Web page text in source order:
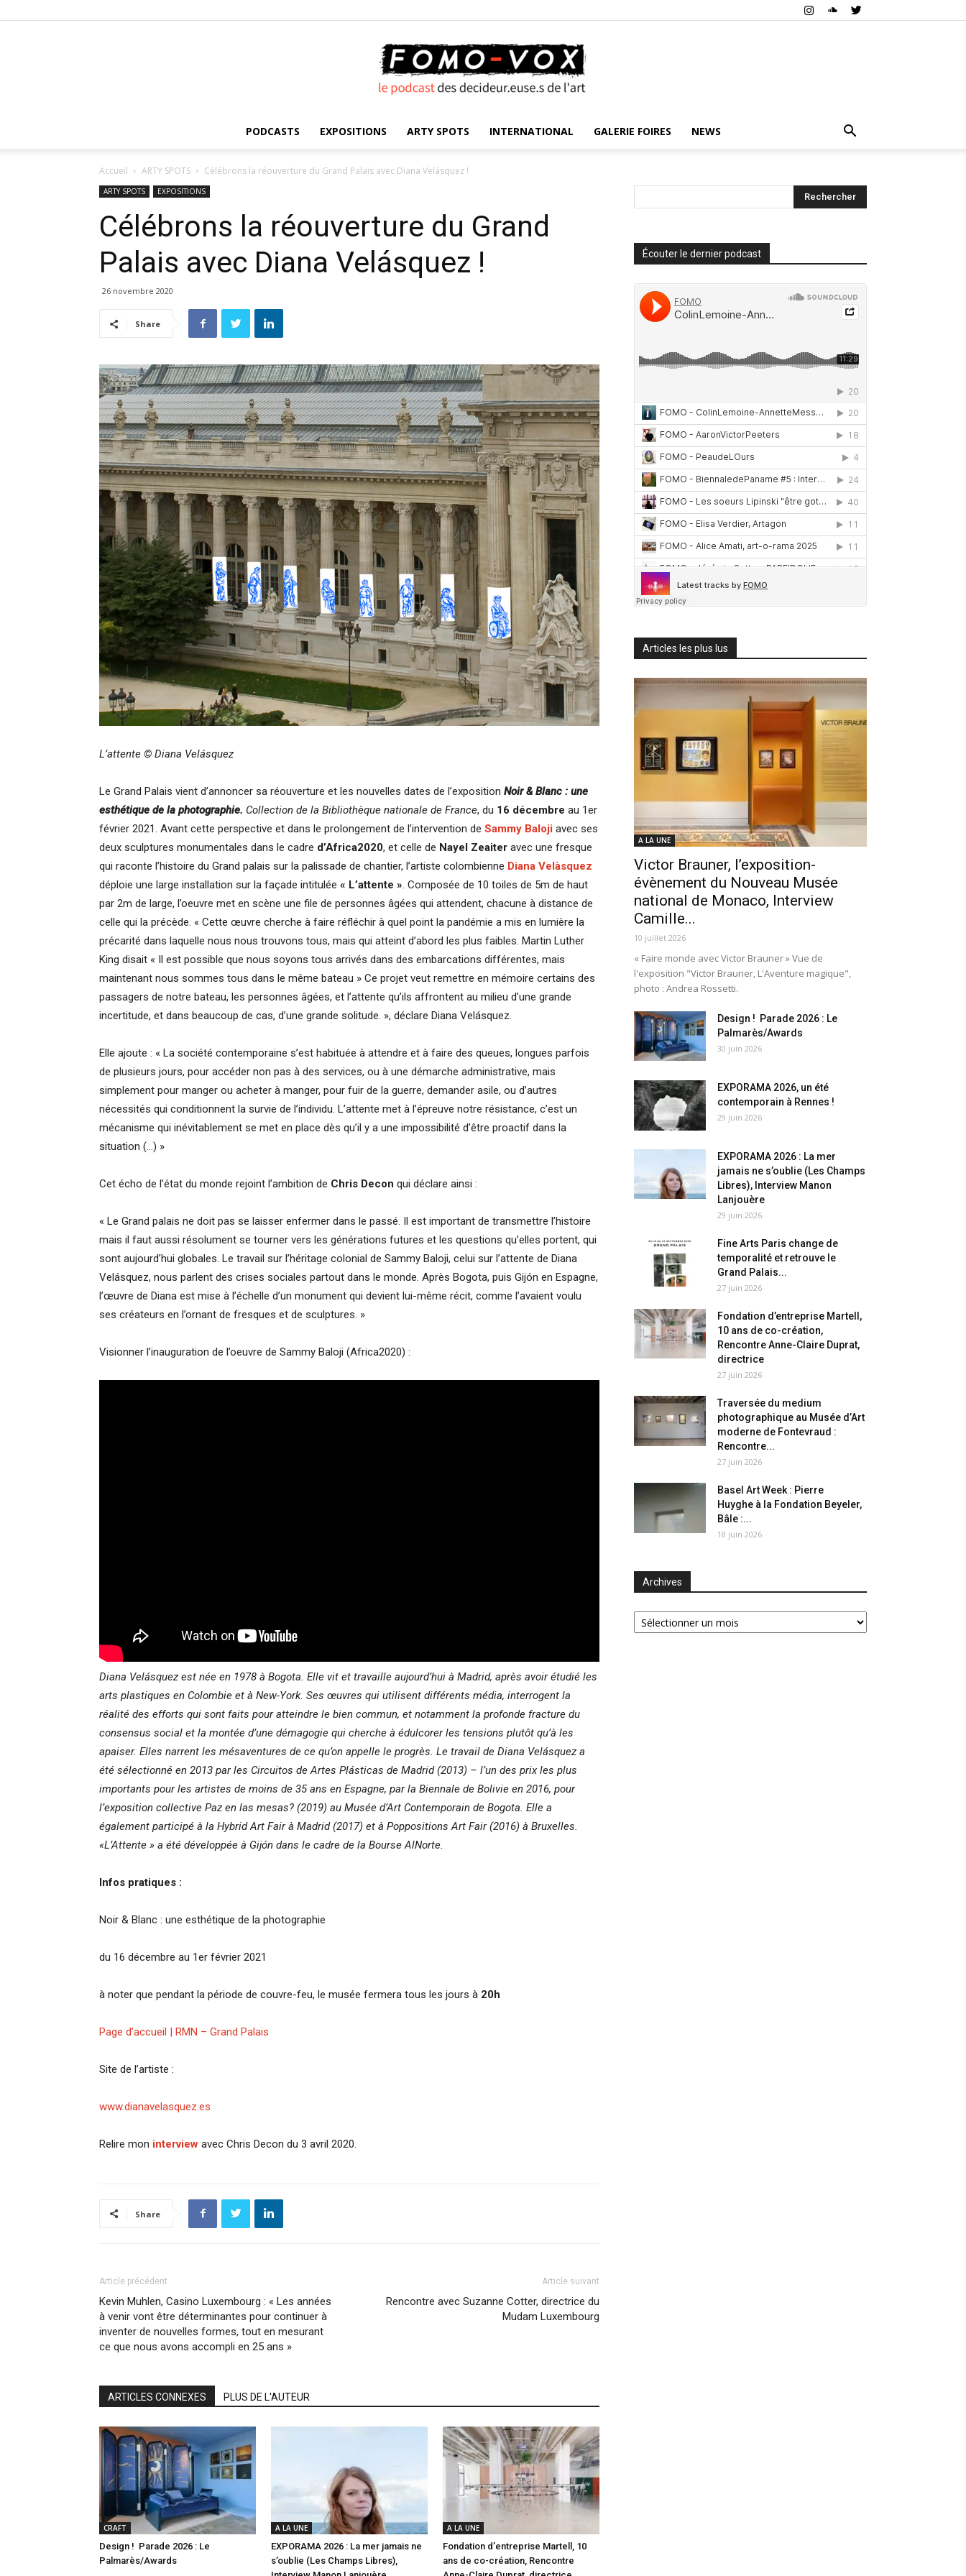
VOX
PODCASTS EXPOSITIONS ARTY SPOTS INTERNATIONAL GALERIE FOIRES NEWS
Accueil ARTY SPOTS Célébrons la réouverture du Grand Palais avec Diana Velásquez !
ARTY SPOTS EXPOSITIONS
Célébrons la réouverture du Grand
Palais avec Diana Velásquez !
26 novembre 2020
Share
L’attente © Diana Velásquez
Le Grand Palais vient d’annoncer sa réouverture et les nouvelles dates de l’exposition Noir & Blanc : une
esthétique de la photographie. Collection de la Bibliothèque nationale de France, du 16 décembre au 1er
février 2021. Avant cette perspective et dans le prolongement de l’intervention de Sammy Baloji avec ses
deux sculptures monumentales dans le cadre d’Africa2020, et celle de Nayel Zeaiter avec une fresque
qui raconte l’histoire du Grand palais sur la palissade de chantier, l’artiste colombienne Diana Velàsquez
déploie une large installation sur la façade intitulée « L’attente ». Composée de 10 toiles de 5m de haut
par 2m de large, l’oeuvre met en scène une file de personnes âgées qui attendent, chacune à distance de
celle qui la précède. « Cette œuvre cherche à faire réfléchir à quel point la pandémie a mis en lumière la
précarité dans laquelle nous nous trouvons tous, mais qui atteint d’abord les plus faibles. Martin Luther
King disait « Il est possible que nous soyons tous arrivés dans des embarcations différentes, mais
maintenant nous sommes tous dans le même bateau » Ce projet veut remettre en mémoire certains des
passagers de notre bateau, les personnes âgées, et l’attente qu’ils affrontent au milieu d’une grande
incertitude, et dans beaucoup de cas, d’une grande solitude. », déclare Diana Velásquez.
Elle ajoute : « La société contemporaine s’est habituée à attendre et à faire des queues, longues parfois
de plusieurs jours, pour accéder non pas à des services, ou à une démarche administrative, mais
simplement pour manger ou acheter à manger, pour fuir de la guerre, demander asile, ou d’autres
nécessités qui conditionnent la survie de l’individu. L’attente met à l’épreuve notre résistance, c’est un
mécanisme qui inévitablement se met en place dès qu’il y a une impossibilité d’être proactif dans la
situation (…) »
Cet écho de l’état du monde rejoint l’ambition de Chris Decon qui déclare ainsi :
« Le Grand palais ne doit pas se laisser enfermer dans le passé. Il est important de transmettre l’histoire
mais il faut aussi résolument se tourner vers les générations futures et les questions qu’elles portent, qui
sont aujourd’hui globales. Le travail sur l’héritage colonial de Sammy Baloji, celui sur l’attente de Diana
Velásquez, nous parlent des crises sociales partout dans le monde. Après Bogota, puis Gijón en Espagne,
l’œuvre de Diana est mise à l’échelle d’un monument qui devient lui-même récit, comme l’avaient voulu
ses créateurs en l’ornant de fresques et de sculptures. »
Visionner l’inauguration de l’oeuvre de Sammy Baloji (Africa2020) :
Diana Velásquez est née en 1978 à Bogota. Elle vit et travaille aujourd’hui à Madrid, après avoir étudié les
arts plastiques en Colombie et à New-York. Ses œuvres qui utilisent différents média, interrogent la
réalité des efforts qui sont faits pour atteindre le bien commun, et notamment la profonde fracture du
consensus social et la montée d’une démagogie qui cherche à édulcorer les tensions plutôt qu’à les
apaiser. Elles narrent les mésaventures de ce qu’on appelle le progrès. Le travail de Diana Velásquez a
été sélectionné en 2013 par les Circuitos de Artes Plásticas de Madrid (2013) – l’un des prix les plus
importants pour les artistes de moins de 35 ans en Espagne, par la Biennale de Bolivie en 2016, pour
l’exposition collective Paz en las mesas? (2019) au Musée d’Art Contemporain de Bogota. Elle a
également participé à la Hybrid Art Fair à Madrid (2017) et à Poppositions Art Fair (2016) à Bruxelles.
«L’Attente » a été développée à Gijón dans le cadre de la Bourse AlNorte.
Infos pratiques :
Noir & Blanc : une esthétique de la photographie
du 16 décembre au 1er février 2021
à noter que pendant la période de couvre-feu, le musée fermera tous les jours à 20h
Page d’accueil | RMN – Grand Palais
Site de l’artiste :
www.dianavelasquez.es
Relire mon interview avec Chris Decon du 3 avril 2020.
Share
Article précédent
Kevin Muhlen, Casino Luxembourg : « Les années
à venir vont être déterminantes pour continuer à
inventer de nouvelles formes, tout en mesurant
ce que nous avons accompli en 25 ans »
Article suivant
Rencontre avec Suzanne Cotter, directrice du
Mudam Luxembourg
ARTICLES CONNEXES PLUS DE L'AUTEUR
CRAFT
Design ! Parade 2026 : Le
Palmarès/Awards
A LA UNE
EXPORAMA 2026 : La mer jamais ne
s’oublie (Les Champs Libres),
A LA UNE
Fondation d’entreprise Martell, 10
ans de co-création, Rencontre
Écouter le dernier podcast
Articles les plus lus
A LA UNE
Victor Brauner, l’exposition-
évènement du Nouveau Musée
national de Monaco, Interview
Camille...
10 juillet 2026
« Faire monde avec Victor Brauner » Vue de
l'exposition "Victor Brauner, L'Aventure magique",
photo : Andrea Rossetti.
Design ! Parade 2026 : Le
Palmarès/Awards
30 juin 2026
EXPORAMA 2026, un été
contemporain à Rennes !
29 juin 2026
EXPORAMA 2026 : La mer
jamais ne s’oublie (Les Champs
Libres), Interview Manon
Lanjouère
29 juin 2026
Fine Arts Paris change de
temporalité et retrouve le
Grand Palais...
27 juin 2026
Fondation d’entreprise Martell,
10 ans de co-création,
Rencontre Anne-Claire Duprat,
directrice
27 juin 2026
Traversée du medium
photographique au Musée d’Art
moderne de Fontevraud :
Rencontre...
27 juin 2026
Basel Art Week : Pierre
Huyghe à la Fondation Beyeler,
Bâle :...
18 juin 2026
Archives
Archives